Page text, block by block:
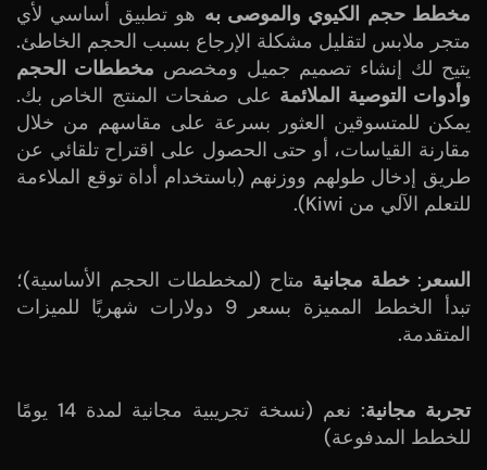
مخطط حجم الكيوي والموصى به هو تطبيق أساسي لأي
متجر ملابس لتقليل مشكلة الإرجاع بسبب الحجم الخاطئ.
يتيح لك إنشاء تصميم جميل ومخصص مخططات الحجم
وأدوات التوصية الملائمة على صفحات المنتج الخاص بك.
يمكن للمتسوقين العثور بسرعة على مقاسهم من خلال
مقارنة القياسات، أو حتى الحصول على اقتراح تلقائي عن
طريق إدخال طولهم ووزنهم (باستخدام أداة توقع الملاءمة
للتعلم الآلي من Kiwi).
السعر :خطة مجانية متاح (لمخططات الحجم الأساسية)؛
تبدأ الخطط المميزة بسعر 9 دولارات شهريًا للميزات
المتقدمة.
تجربة مجانية
: نعم (نسخة تجريبية مجانية لمدة 14 يومًا
للخطط المدفوعة)